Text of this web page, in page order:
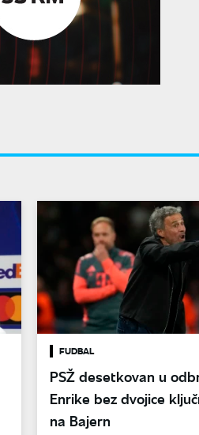
FUDBAL
PSŽ desetkovan u
Enrike bez dvojice
na Bajern